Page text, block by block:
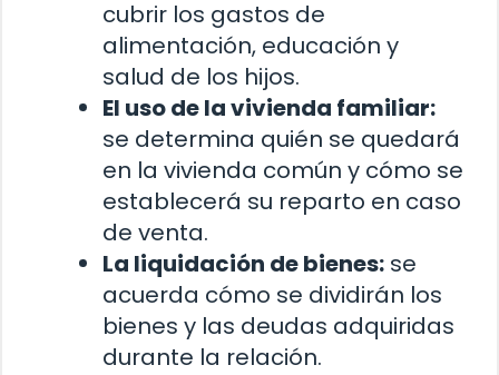
cubrir los gastos de
alimentación, educación y
salud de los hijos.
El uso de la vivienda familiar:
se determina quién se quedará
en la vivienda común y cómo se
establecerá su reparto en caso
de venta.
La liquidación de bienes: se
acuerda cómo se dividirán los
bienes y las deudas adquiridas
durante la relación.